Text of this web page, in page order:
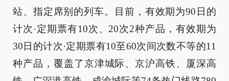
站、指定席别的列车。目前，有效期为90日的
计次·定期票有10次、20次2种产品，有效期为
30日的计次·定期票有10至60次间次数不等的11
种产品，覆盖了京津城际、京沪高铁、厦深高